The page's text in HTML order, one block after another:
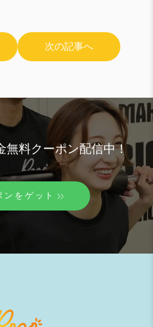
次の記事へ
無料クーポン配信中！
ンをゲット